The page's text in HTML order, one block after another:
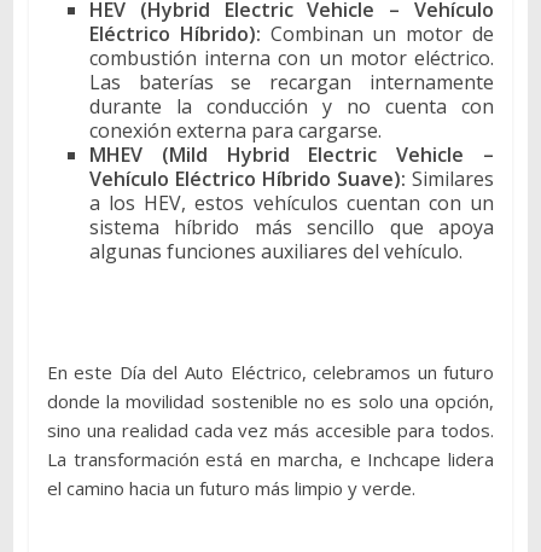
HEV (Hybrid Electric Vehicle – Vehículo
Eléctrico Híbrido): Combinan un motor de
combustión interna con un motor eléctrico.
Las baterías se recargan internamente
durante la conducción y no cuenta con
conexión externa para cargarse.
MHEV (Mild Hybrid Electric Vehicle –
Vehículo Eléctrico Híbrido Suave): Similares
a los HEV, estos vehículos cuentan con un
sistema híbrido más sencillo que apoya
algunas funciones auxiliares del vehículo.
En este Día del Auto Eléctrico, celebramos un futuro
donde la movilidad sostenible no es solo una opción,
sino una realidad cada vez más accesible para todos.
La transformación está en marcha, e Inchcape lidera
el camino hacia un futuro más limpio y verde.